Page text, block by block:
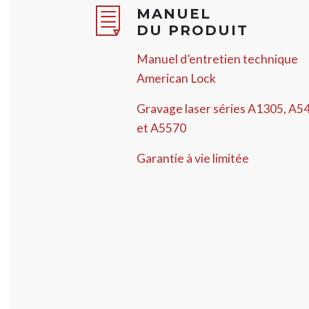
MANUEL
DU PRODUIT
Manuel d’entretien technique
American Lock
Gravage laser séries A1305,
et A5570
Garantie à vie limitée